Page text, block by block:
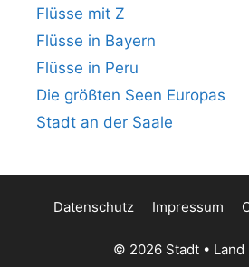
Flüsse mit Z
Flüsse in Bayern
Flüsse in Peru
Die größten Seen Europas
Stadt an der Saale
Datenschutz Impressum
© 2026 Stadt • Land